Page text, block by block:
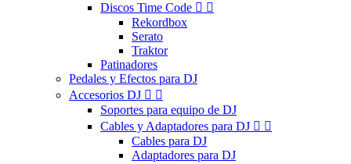
Discos Time Code  
Rekordbox
Serato
Traktor
Patinadores
Pedales y Efectos para DJ
Accesorios DJ  
Soportes para equipo de DJ
Cables y Adaptadores para DJ  
Cables para DJ
Adaptadores para DJ